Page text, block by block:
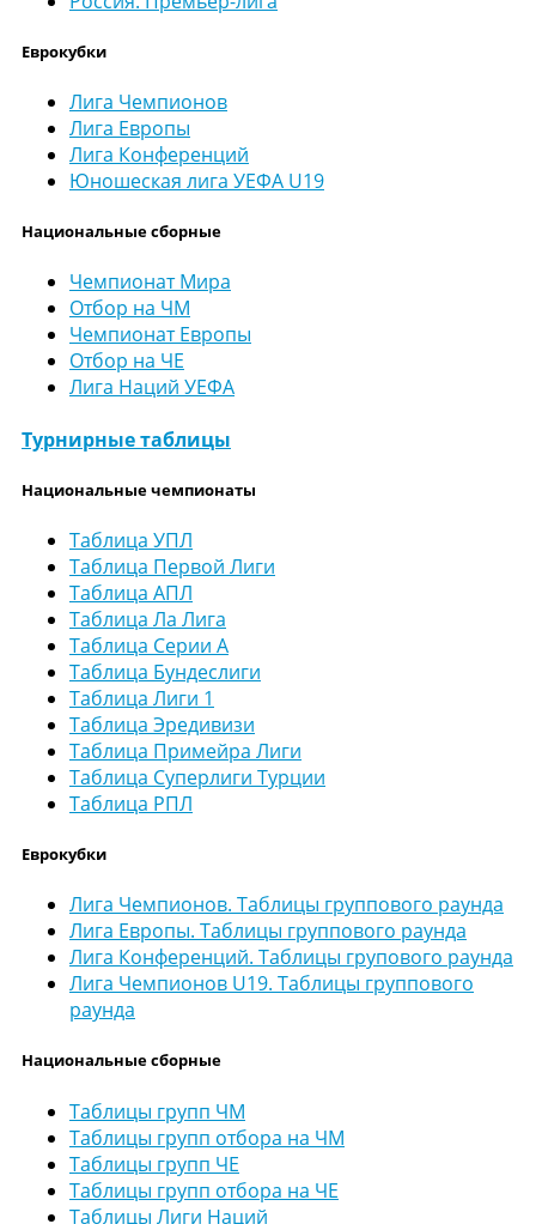
Еврокубки
Лига Чемпионов
Лига Европы
Лига Конференций
Юношеская лига УЕФА U19
Национальные сборные
Чемпионат Мира
Отбор на ЧМ
Чемпионат Европы
Отбор на ЧЕ
Лига Наций УЕФА
Турнирные таблицы
Национальные чемпионаты
Таблица УПЛ
Таблица Первой Лиги
Таблица АПЛ
Таблица Ла Лига
Таблица Серии А
Таблица Бундеслиги
Таблица Лиги 1
Таблица Эредивизи
Таблица Примейра Лиги
Таблица Суперлиги Турции
Таблица РПЛ
Еврокубки
Лига Чемпионов. Таблицы группового раунда
Лига Европы. Таблицы группового раунда
Лига Конференций. Таблицы групового раунда
Лига Чемпионов U19. Таблицы группового
раунда
Национальные сборные
Таблицы групп ЧМ
Таблицы групп отбора на ЧМ
Таблицы групп ЧЕ
Таблицы групп отбора на ЧЕ
Таблицы Лиги Наций